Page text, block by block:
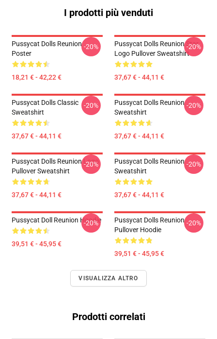
I prodotti più venduti
Pussycat Dolls Reunion
Poster
18,21 € - 42,22 €
-20%
Pussycat Dolls Reunion Star
Logo Pullover Sweatshirt
37,67 € - 44,11 €
-20%
Pussycat Dolls Classic
Sweatshirt
37,67 € - 44,11 €
-20%
Pussycat Dolls Reunion
Sweatshirt
37,67 € - 44,11 €
-20%
Pussycat Dolls Reunion Logo
Pullover Sweatshirt
37,67 € - 44,11 €
-20%
Pussycat Dolls Reunion
Sweatshirt
37,67 € - 44,11 €
-20%
Pussycat Doll Reunion Hoodie
39,51 € - 45,95 €
-20%
Pussycat Dolls Reunion
Pullover Hoodie
39,51 € - 45,95 €
-20%
VISUALIZZA ALTRO
Prodotti correlati